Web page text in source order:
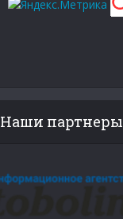
Наши партнеры